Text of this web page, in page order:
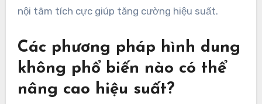
nội tâm tích cực giúp tăng cường hiệu suất.
Các phương pháp hình dung
không phổ biến nào có thể
nâng cao hiệu suất?